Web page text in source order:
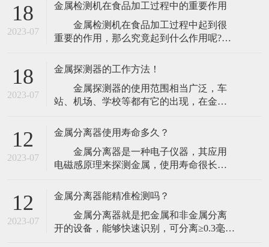
18
2023-07
金属检测机在食品加工过程中的重要作用
金属检测机在食品加工过程中起到很
重要的作用，那么究竟起到什么作用呢?今
装是食品不可分割的一部分。它保护食
生物、化学、物理外界因素的损害，它还
可以起到保持食品本身质量稳定的功能。
18
2023-07
金属探测器的工作方法！
金属探测器的使用范围相当广泛，车
站、机场、学校等都有它的出现，在金属
绍工业金属探测器可有两种方式装置，能
够在传送带上保送的产品上面或下面装置
板式线圈，但更灵活的探测器则应该让产
品穿过线圈并将线圈装置于金属壳内。
12
2023-07
金属分离器使用寿命多久？
金属分离器是一种电子仪器，其应用
电磁感原理来探测金属，使用寿命很长，
继续使用。目前市场上最常见的金属检出
呈方形，一般都配以输送带机构，带有自
动剔除装置，或者提供报警信号。输送带
12
2023-07
金属分离器能精准检测吗？
金属分离器就是把金属和非金属分离
开的设备，能够快速识别，可分离≥0.3毫米